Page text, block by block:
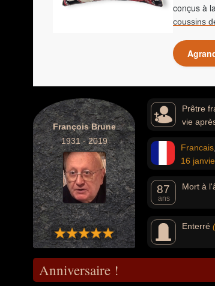
conçus à
coussins
François Brune
1931 - 2019
Prêtre
vie
Francais
16
87
ans
Mort à
Enterré
Anniversaire !